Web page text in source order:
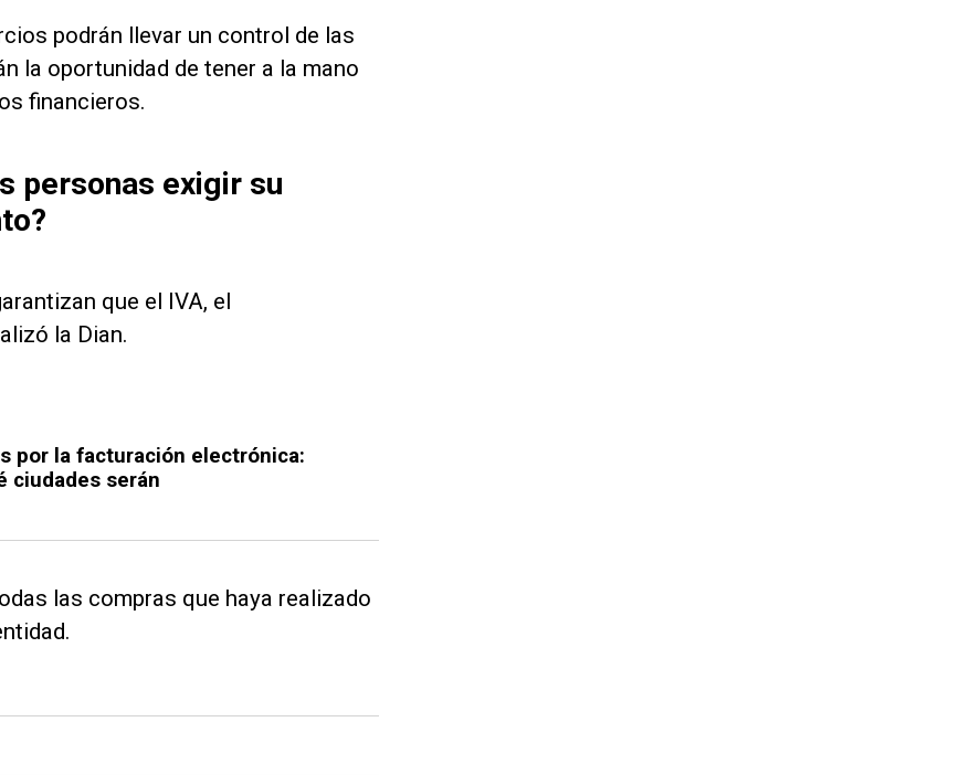
podrán llevar un control de las
la oportunidad de tener a la mano
financieros.
personas exigir su
que el IVA, el
la Dian.
por la facturación electrónica:
ciudades serán
las compras que haya realizado